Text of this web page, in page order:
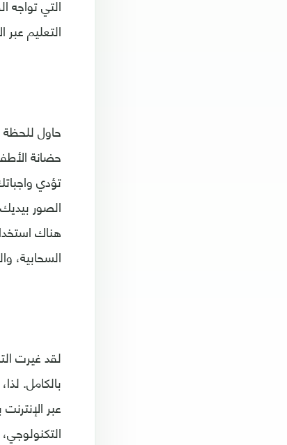
التي
التعليم عبر
حاول
حضانة
تؤدي
هناك
السحابية،
لقد غيرت
بالكامل.
عبر